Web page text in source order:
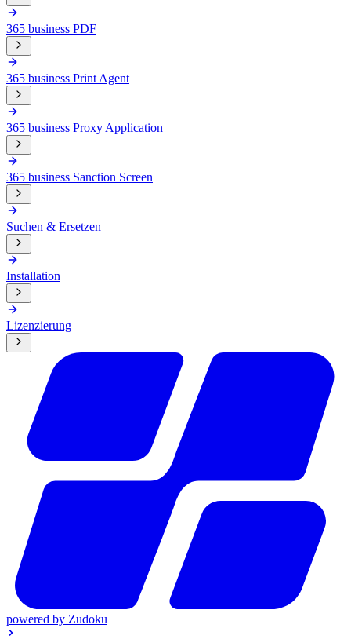
365 business PDF
365 business Print Agent
365 business Proxy Application
365 business Sanction Screen
Suchen & Ersetzen
Installation
Lizenzierung
powered by Zudoku